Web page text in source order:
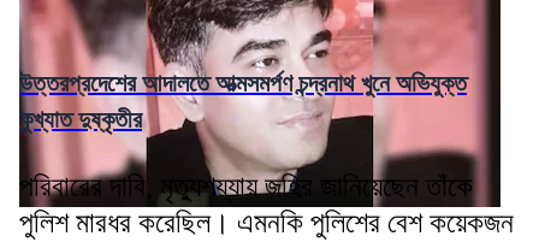
উত্তরপ্রদেশের আদালতে আত্মসমর্পণ চন্দ্রনাথ খুনে অভিযুক্ত
কুখ্যাত দুষ্কৃতীর
পরিবারের দাবি, মৃত্যুশয্যায় জহির জানিয়েছেন তাঁকে
পুলিশ মারধর করেছিল। এমনকি পুলিশের বেশ কয়েকজন